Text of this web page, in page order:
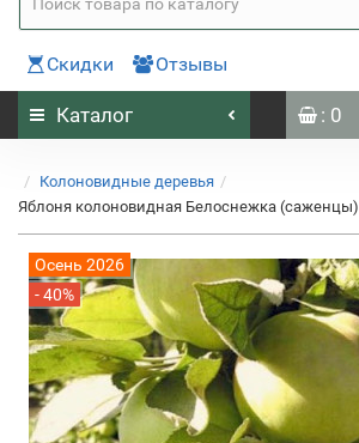
Скидки Отзывы
Каталог : 0
Колоновидные деревья
Яблоня колоновидная Белоснежка (саженцы)
Осень 2026
- 40%